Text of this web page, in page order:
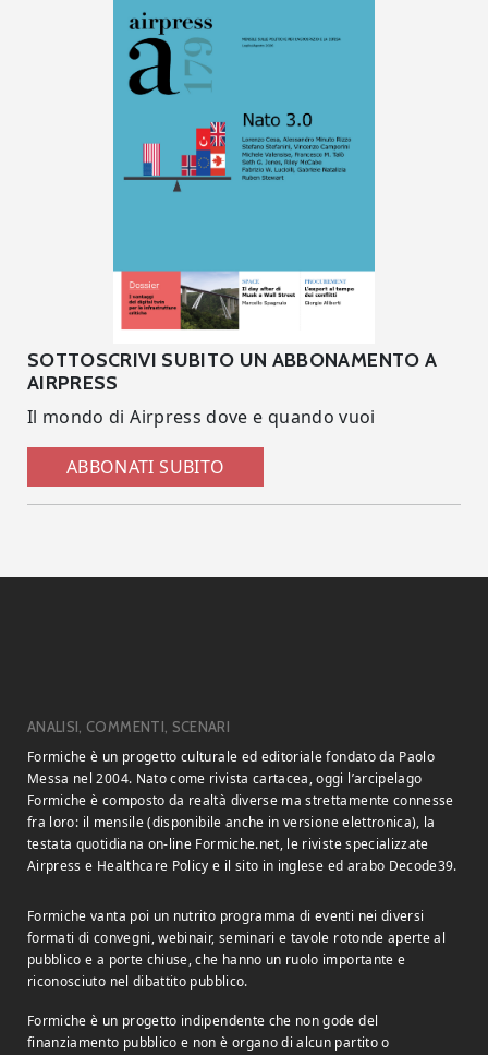
SOTTOSCRIVI SUBITO UN ABBONAMENTO A
AIRPRESS
Il mondo di Airpress dove e quando vuoi
ABBONATI SUBITO
ANALISI, COMMENTI, SCENARI
Formiche è un progetto culturale ed editoriale fondato da Paolo
Messa nel 2004. Nato come rivista cartacea, oggi l’arcipelago
Formiche è composto da realtà diverse ma strettamente connesse
fra loro: il mensile (disponibile anche in versione elettronica), la
testata quotidiana on-line Formiche.net, le riviste specializzate
Airpress e Healthcare Policy e il sito in inglese ed arabo Decode39.
Formiche vanta poi un nutrito programma di eventi nei diversi
formati di convegni, webinair, seminari e tavole rotonde aperte al
pubblico e a porte chiuse, che hanno un ruolo importante e
riconosciuto nel dibattito pubblico.
Formiche è un progetto indipendente che non gode del
finanziamento pubblico e non è organo di alcun partito o